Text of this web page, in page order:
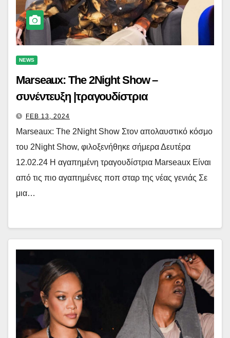
NEWS
Marseaux: The 2Night Show –
συνέντευξη |τραγουδίστρια
FEB 13, 2024
Marseaux: The 2Night Show Στον απολαυστικό κόσμο
του 2Night Show, φιλοξενήθηκε σήμερα Δευτέρα
12.02.24 Η αγαπημένη τραγουδίστρια Marseaux Είναι
από τις πιο αγαπημένες ποπ σταρ της νέας γενιάς Σε
μια…